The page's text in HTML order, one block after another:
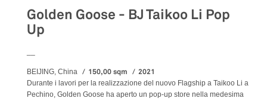
Golden Goose - BJ Taikoo Li Pop
Up
BEIJING, China 150,00 sqm 2021
Durante i lavori per la realizzazione del nuovo Flagship a Taikoo Li a
Pechino, Golden Goose ha aperto un pop-up store nella medesima